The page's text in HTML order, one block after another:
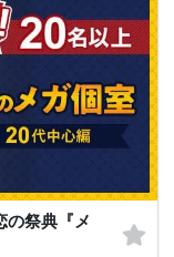
の祭典『メ